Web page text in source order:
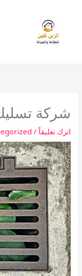
شركة
اترك تعليقاً /